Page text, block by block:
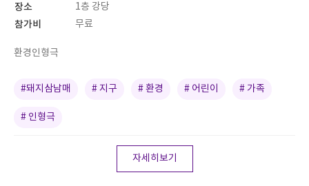
장소 1층 강당
참가비 무료
환경인형극
#돼지삼남매 # 지구 # 환경 # 어린이 # 가족
# 인형극
자세히보기